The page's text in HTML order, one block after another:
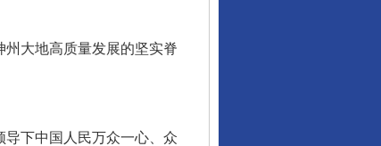
大地高质量发展的坚实脊
下中国人民万众一心、众